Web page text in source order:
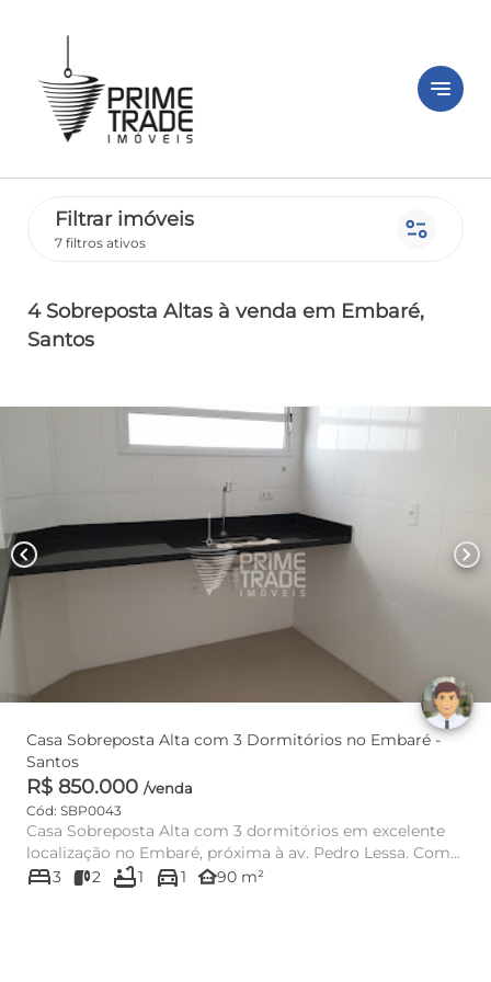
notes
Filtrar imóveis
7 filtros ativos page_info
4 Sobreposta Altas à venda em Embaré,
Santos
chevron_left chevron_right
Casa Sobreposta Alta com 3 Dormitórios no Embaré -
Santos
R$ 850.000 /venda
Cód: SBP0043
Casa Sobreposta Alta com 3 dormitórios em excelente
localização no Embaré, próxima à av. Pedro Lessa. Com
90 m² de...
bed3 2 bathtub1 directions_car1 other_houses90 m²